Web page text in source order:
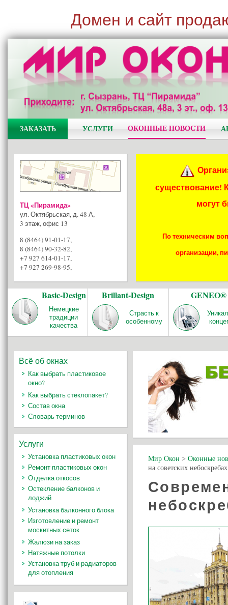
Домен и сайт
ЗАКАЗАТЬ УСЛУГИ ОКОННЫЕ НОВОСТИ
ТЦ «Пирамида»
ул. Октябрьская, д. 48 А,
3 этаж, офис 13
8 (8464) 91-01-17,
8 (8464) 90-32-82,
+7 927 614-01-17,
+7 927 269-98-95,
существование!
могут
По техническим
организации,
Basic-Design
Немецкие
традиции
качества
Brillant-Design
Страсть к
особенному
GENEO®
Мир Окон > Оконные
на советских
Всё об окнах
Как выбрать пластиковое
окно?
Как выбрать стеклопакет?
Состав окна
Словарь терминов
Услуги
Установка пластиковых окон
Ремонт пластиковых окон
Отделка откосов
Остекление балконов и
лоджий
Установка балконного блока
Изготовление и ремонт
москитных сеток
Жалюзи на заказ
Натяжные потолки
Установка труб и радиаторов
для отопления